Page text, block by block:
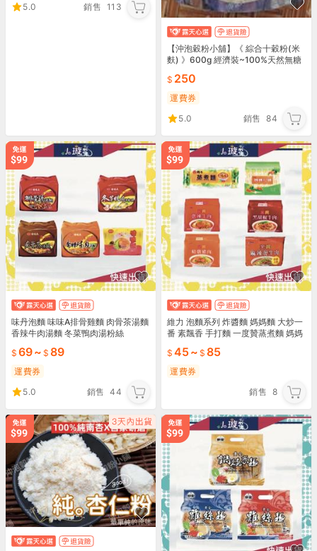
5.0
銷售 113
【沖泡穀粉小舖】《 綜合十穀粉(米
麩) 》600g 經濟裝~100%天然無糖
粉 十穀
250
運費券
5.0
銷售 84
味丹泡麵 味味A排骨雞麵 肉骨茶湯麵
香辣牛肉湯麵 冬菜鴨肉湯粉絲
69~ 89
運費券
5.0
銷售 44
維力 泡麵系列 炸醬麵 媽媽麵 大炒一
番 素飄香 手打麵 一度贊蒸煮麵 媽媽
45~ 85
運費券
銷售 8